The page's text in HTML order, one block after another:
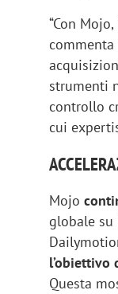
“Con
commenta
strumenti
controllo
cui
Mojo
globale su
l’obiettivo
Questa